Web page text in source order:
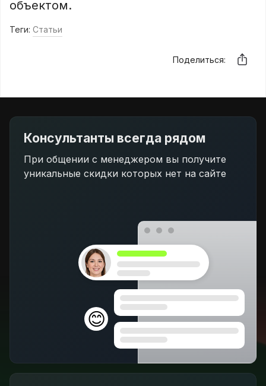
объектом.
Теги: Статьи
Поделиться:
Консультанты всегда рядом
При общении с менеджером вы получите
уникальные скидки которых нет на сайте
😊